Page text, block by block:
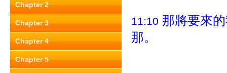
Chapter 2
Chapter 3
Chapter 4
Chapter 5
11:10 那將要來
那。